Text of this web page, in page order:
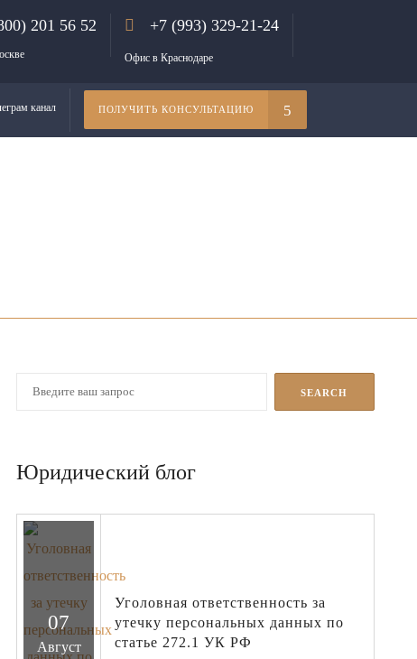
201 56 52 +7 (993) 329-21-24
Офис в Краснодаре
канал ПОЛУЧИТЬ КОНСУЛЬТАЦИЮ
Юридический блог
07
Август
Уголовная ответственность за
утечку персональных данных по
статье 272.1 УК РФ